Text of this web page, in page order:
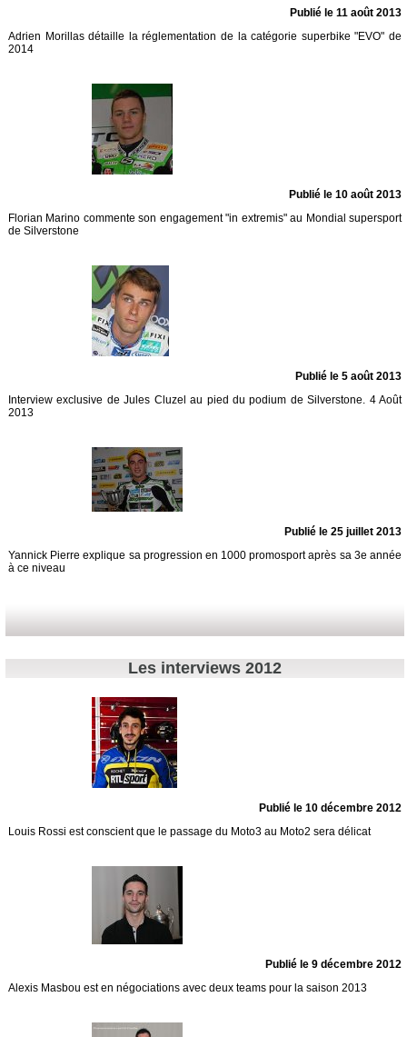
Publié le 11 août 2013
Adrien Morillas détaille la réglementation de la catégorie superbike "EVO" de
2014
Publié le 10 août 2013
Florian Marino commente son engagement "in extremis" au Mondial supersport
de Silverstone
Publié le 5 août 2013
Interview exclusive de Jules Cluzel au pied du podium de Silverstone. 4 Août
2013
Publié le 25 juillet 2013
Yannick Pierre explique sa progression en 1000 promosport après sa 3e année
à ce niveau
Les interviews 2012
Publié le 10 décembre 2012
Louis Rossi est conscient que le passage du Moto3 au Moto2 sera délicat
Publié le 9 décembre 2012
Alexis Masbou est en négociations avec deux teams pour la saison 2013